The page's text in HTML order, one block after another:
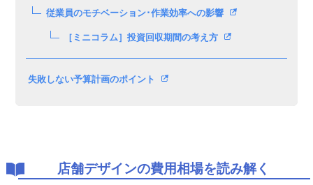
従業員のモチベーション･作業効率への影響
［ミニコラム］投資回収期間の考え方
失敗しない予算計画のポイント
店舗デザインの費用相場を読み解く